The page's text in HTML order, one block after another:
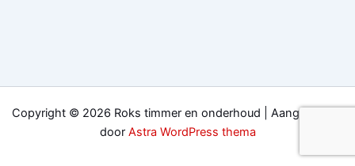
Copyright © 2026 Roks timmer en onderhoud | Aangedreven
door Astra WordPress thema